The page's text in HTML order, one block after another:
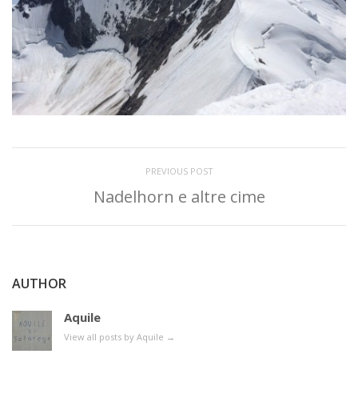
PREVIOUS POST
Nadelhorn e altre cime
AUTHOR
Aquile
View all posts by Aquile →